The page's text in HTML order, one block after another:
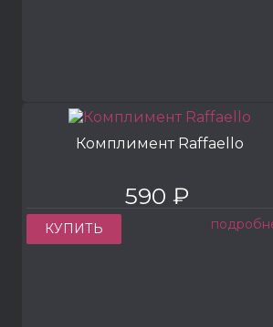
Комплимент Raffaello
590 ₽
КУПИТЬ